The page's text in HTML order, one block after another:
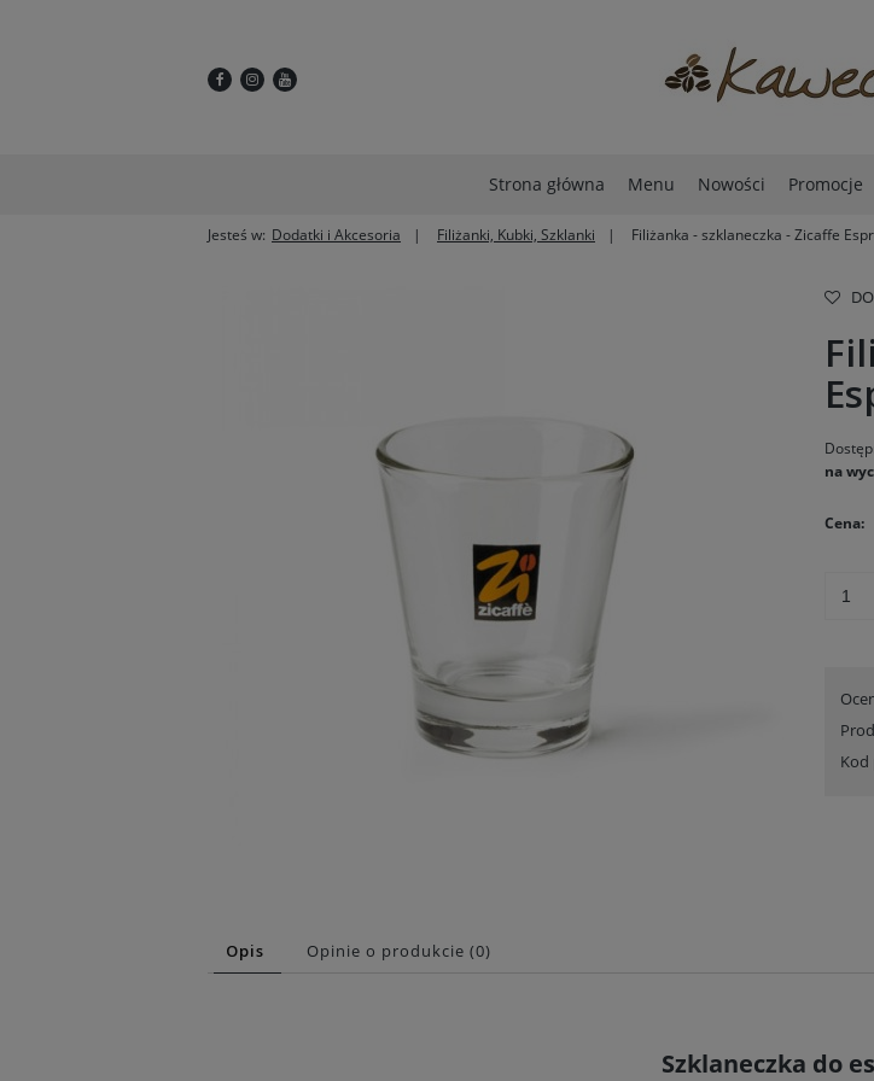
Strona główna Menu Nowości Promocje
Jesteś w: Dodatki i Akcesoria Filiżanki, Kubki, Szklanki Filiżanka - szklaneczka - Zicaffe
na
Cena:
Opis Opinie o produkcie (0)
Szklaneczka do